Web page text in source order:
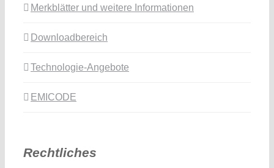
Merkblätter und weitere Informationen
Downloadbereich
Technologie-Angebote
EMICODE
Rechtliches